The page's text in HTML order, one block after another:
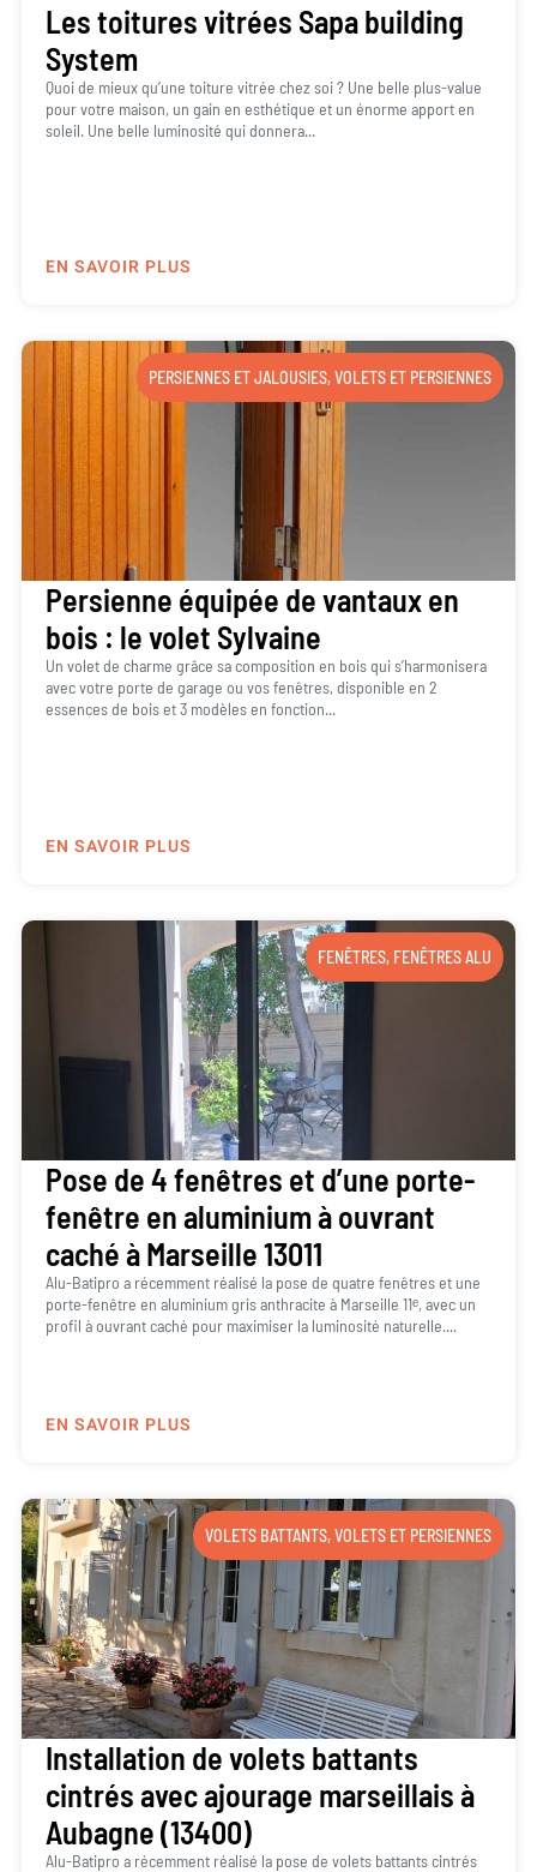
Les toitures vitrées Sapa building
System
Quoi de mieux qu’une toiture vitrée chez soi ? Une belle plus-value
pour votre maison, un gain en esthétique et un énorme apport en
soleil. Une belle luminosité qui donnera...
EN SAVOIR PLUS
PERSIENNES ET JALOUSIES,VOLETS ET PERSIENNES
Persienne équipée de vantaux en
bois : le volet Sylvaine
Un volet de charme grâce sa composition en bois qui s’harmonisera
avec votre porte de garage ou vos fenêtres, disponible en 2
essences de bois et 3 modèles en fonction...
EN SAVOIR PLUS
FENÊTRES, FENÊTRES ALU
Pose de 4 fenêtres et d’une porte-
fenêtre en aluminium à ouvrant
caché à Marseille 13011
Alu-Batipro a récemment réalisé la pose de quatre fenêtres et une
porte-fenêtre en aluminium gris anthracite à Marseille 11ᵉ, avec un
profil à ouvrant caché pour maximiser la luminosité naturelle....
EN SAVOIR PLUS
VOLETS BATTANTS,VOLETS ET PERSIENNES
Installation de volets battants
cintrés avec ajourage marseillais à
Aubagne (13400)
Alu-Batipro a récemment réalisé la pose de volets battants cintrés